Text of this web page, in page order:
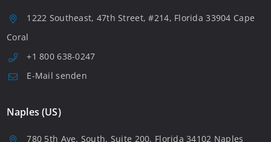
1222 Southeast, 47th Street, #214, Florida 33904 Cape
Coral
+1 800 638-0247
E-Mail senden
Naples (US)
780 5th Ave. South, Suite 200, Florida 34102 Naples